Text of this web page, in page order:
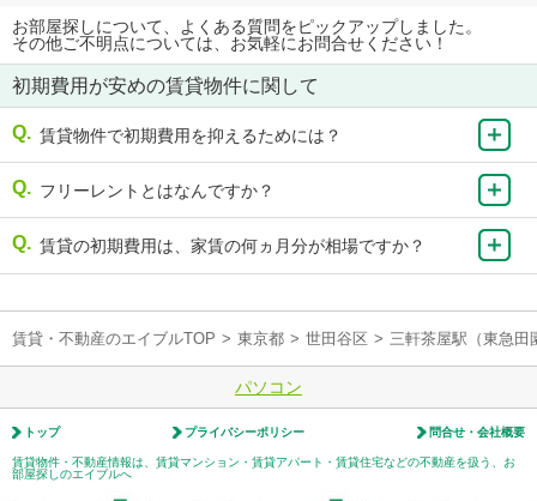
お部屋探しについて、よくある質問をピックアップしました。
その他ご不明点については、お気軽にお問合せください！
初期費用が安めの賃貸物件に関して
賃貸物件で初期費用を抑えるためには？
フリーレントとはなんですか？
賃貸の初期費用は、家賃の何ヵ月分が相場ですか？
賃貸・不動産のエイブルTOP > 東京都 > 世田谷区 > 三軒茶屋駅（東急田
パソコン
トップ プライバシーポリシー 問合せ・会社概要
賃貸物件・不動産情報は、賃貸マンション・賃貸アパート・賃貸住宅などの不動産を扱う、お
部屋探しのエイブルへ